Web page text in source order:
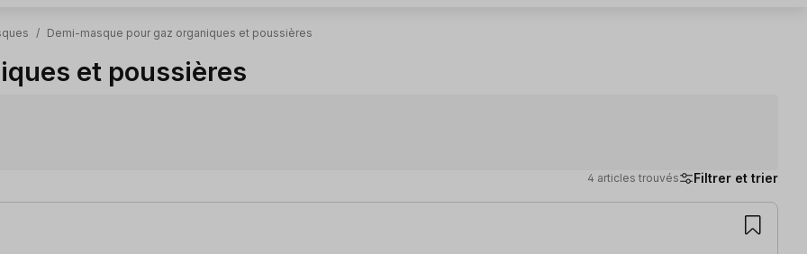
/ Demi-masque pour gaz organiques et poussières
et poussières
4 articles trouvés Filtrer et trier